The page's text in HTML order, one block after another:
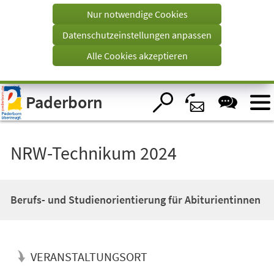
Visuelle
Assistenzsoftware
öffnen.
einem
Tab)
Nur notwendige Cookies
Datenschutzeinstellungen anpassen
Alle Cookies akzeptieren
Paderborn
NRW-Technikum 2024
Berufs- und Studienorientierung für Abiturientinnen
VERANSTALTUNGSORT